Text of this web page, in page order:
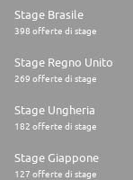
Stage Brasile
398 offerte di stage
Stage Regno Unito
269 offerte di stage
Stage Ungheria
182 offerte di stage
Stage Giappone
127 offerte di stage